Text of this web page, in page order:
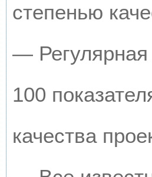
степенью
— Регулярная
100
качества